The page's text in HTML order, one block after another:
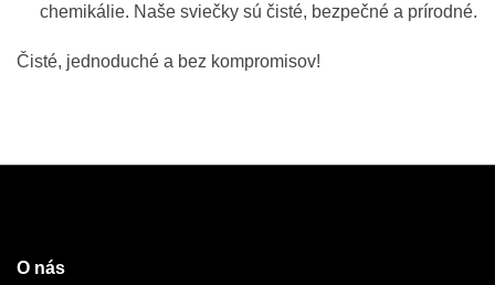
chemikálie. Naše sviečky sú čisté, bezpečné a prírodné.
Čisté, jednoduché a bez kompromisov!
O nás